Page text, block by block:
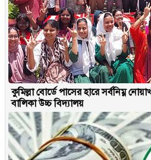
কুমিল্লা বোর্ডে পাসের হারে সর্বনিম্ন
বালিকা উচ্চ বিদ্যালয়